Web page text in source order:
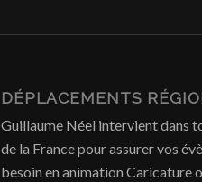
DÉPLACEMENTS
Guillaume Néel intervient dans
de la France pour assurer vos
besoin en animation Caricature